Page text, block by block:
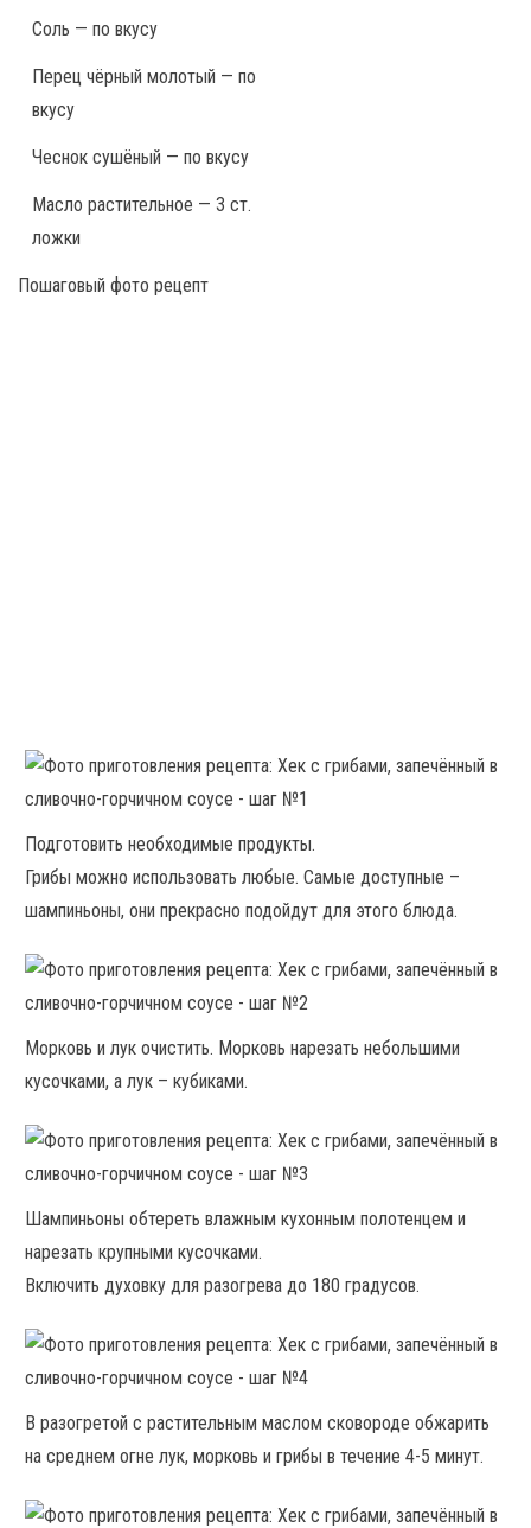
Соль — по вкусу
Перец чёрный молотый — по
вкусу
Чеснок сушёный — по вкусу
Масло растительное — 3 ст.
ложки
Пошаговый фото рецепт
Подготовить необходимые продукты.
Грибы можно использовать любые. Самые доступные –
шампиньоны, они прекрасно подойдут для этого блюда.
Морковь и лук очистить. Морковь нарезать небольшими
кусочками, а лук – кубиками.
Шампиньоны обтереть влажным кухонным полотенцем и
нарезать крупными кусочками.
Включить духовку для разогрева до 180 градусов.
В разогретой с растительным маслом сковороде обжарить
на среднем огне лук, морковь и грибы в течение 4-5 минут.